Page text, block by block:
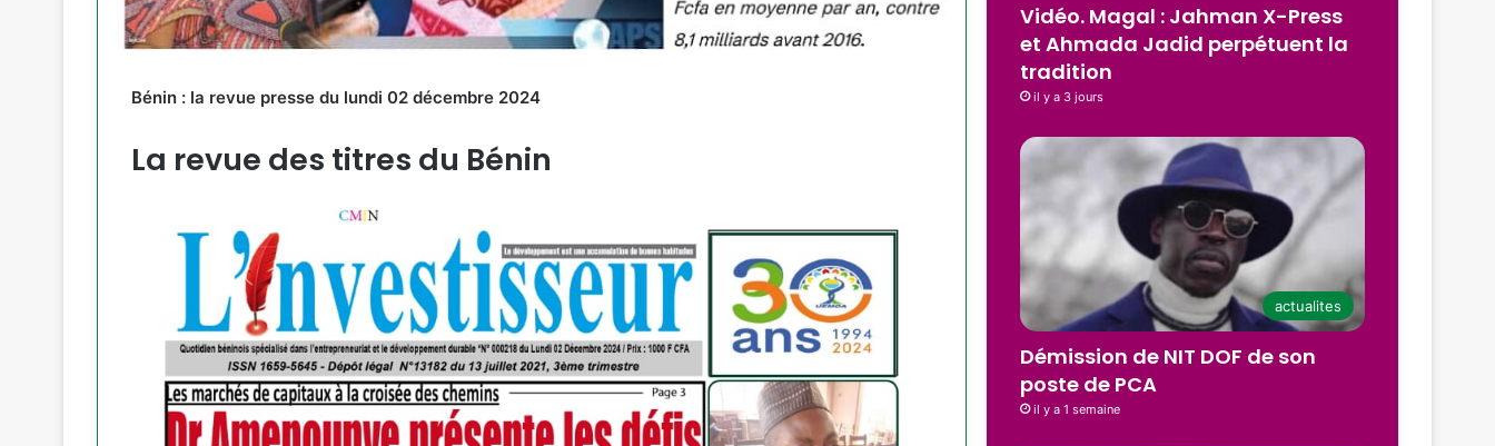
Bénin : la revue presse du lundi 02 décembre 2024
La revue des titres du Bénin
Vidéo. Magal : Jahman X-Press
et Ahmada Jadid perpétuent la
tradition
il y a 3 jours
actualites
Démission de NIT DOF de son
poste de PCA
il y a 1 semaine